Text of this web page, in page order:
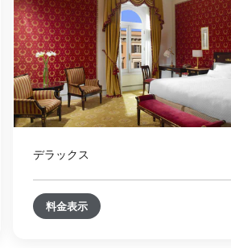
ンの拡大
デラックス
料金表示